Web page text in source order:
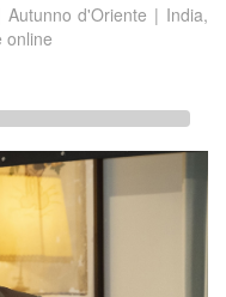
d'Oriente | India,
online